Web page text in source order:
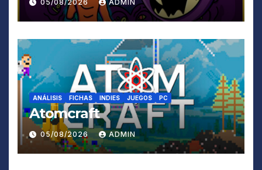
05/08/2026 ADMIN
ANÁLISIS FICHAS INDIES JUEGOS PC
Atomcraft
05/08/2026 ADMIN